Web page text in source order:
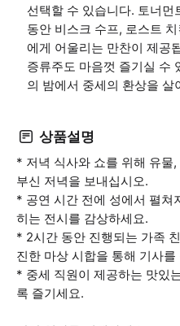
선택할 수 있습니다. 토너먼
동안 비스크 수프, 로스트
에게 어울리는 만찬이 제공
증류주도 마음껏 즐기실 수
의 밤에서 중세의 환상을 살
상품설명
* 저녁 식사와 쇼를 위해 유물
부신 저녁을 보내십시오.
* 공연 시간 전에 성에서 펼쳐
히는 전시를 감상하세요.
* 2시간 동안 진행되는 가족
진한 마상 시합을 통해 기사를
* 중세 직원이 제공하는 맛있
록 즐기세요.